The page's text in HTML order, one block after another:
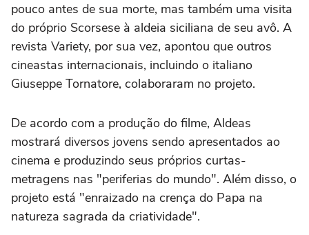
pouco antes de sua morte, mas também uma visita
do próprio Scorsese à aldeia siciliana de seu avô. A
revista Variety, por sua vez, apontou que outros
cineastas internacionais, incluindo o italiano
Giuseppe Tornatore, colaboraram no projeto.
De acordo com a produção do filme, Aldeas
mostrará diversos jovens sendo apresentados ao
cinema e produzindo seus próprios curtas-
metragens nas "periferias do mundo". Além disso, o
projeto está "enraizado na crença do Papa na
natureza sagrada da criatividade".